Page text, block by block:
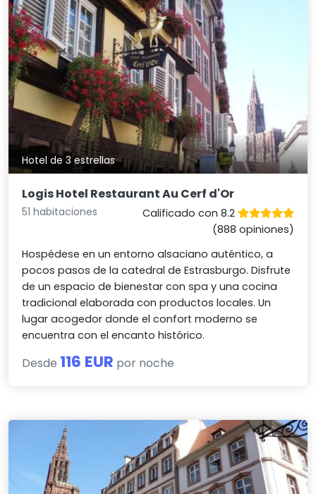
Hotel de 3 estrellas
Logis Hotel Restaurant Au Cerf d'Or
51 habitaciones
Calificado con 8.2
(888 opiniones)
Hospédese en un entorno alsaciano auténtico, a
pocos pasos de la catedral de Estrasburgo. Disfrute
de un espacio de bienestar con spa y una cocina
tradicional elaborada con productos locales. Un
lugar acogedor donde el confort moderno se
encuentra con el encanto histórico.
Desde 116 EUR por noche